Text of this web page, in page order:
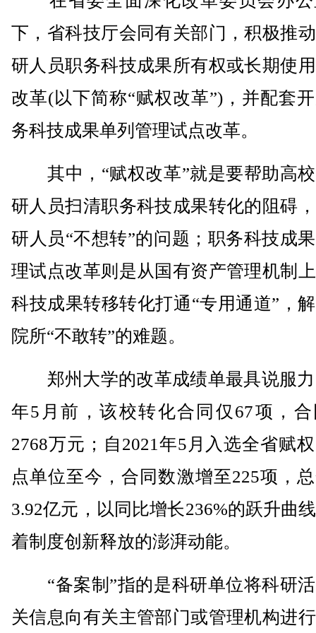
下，省科技厅会同有关部门，积极推
研人员职务科技成果所有权或长期使
改革(以下简称“赋权改革”)，并配套
务科技成果单列管理试点改革。
其中，“赋权改革”就是要帮助高
研人员扫清职务科技成果转化的阻碍
研人员“不想转”的问题；职务科技成
理试点改革则是从国有资产管理机制
科技成果转移转化打通“专用通道”，
院所“不敢转”的难题。
郑州大学的改革成绩单最具说服力
年5月前，该校转化合同仅67项，
2768万元；自2021年5月入选全省赋
点单位至今，合同数激增至225项，
3.92亿元，以同比增长236%的跃升曲
着制度创新释放的澎湃动能。
“备案制”指的是科研单位将科研
关信息向有关主管部门或管理机构进